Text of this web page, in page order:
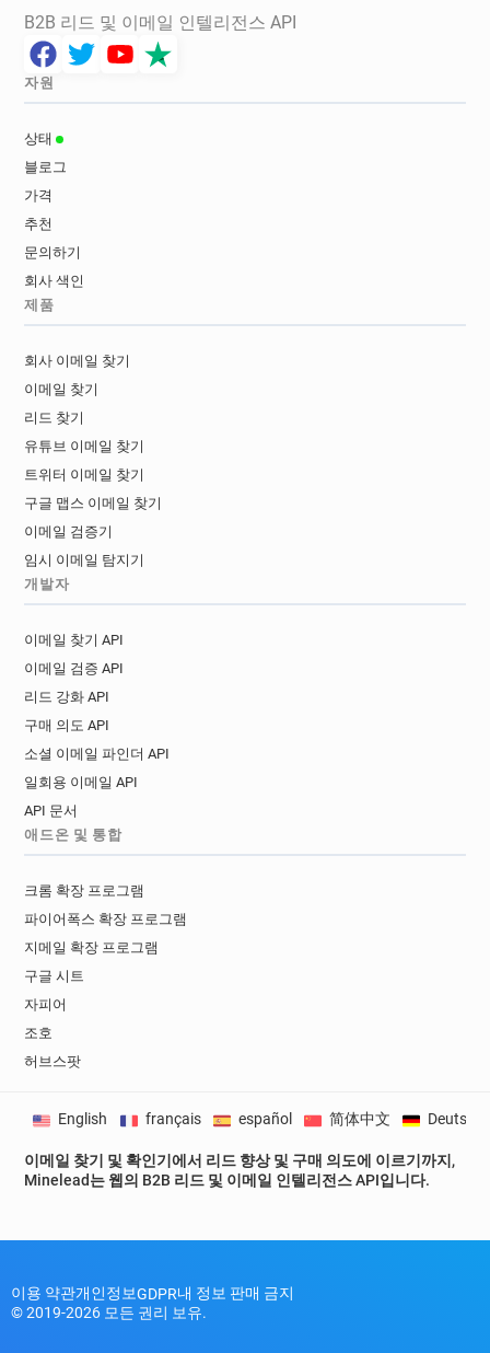
B2B 리드 및 이메일 인텔리전스 API
자원
상태
블로그
가격
추천
문의하기
회사 색인
제품
회사 이메일 찾기
이메일 찾기
리드 찾기
유튜브 이메일 찾기
트위터 이메일 찾기
구글 맵스 이메일 찾기
이메일 검증기
임시 이메일 탐지기
개발자
이메일 찾기 API
이메일 검증 API
리드 강화 API
구매 의도 API
소셜 이메일 파인더 API
일회용 이메일 API
API 문서
애드온 및 통합
크롬 확장 프로그램
파이어폭스 확장 프로그램
지메일 확장 프로그램
구글 시트
자피어
조호
허브스팟
이메일 찾기 및 확인기에서 리드 향상 및 구매 의도에 이르기까지,
Minelead는 웹의 B2B 리드 및 이메일 인텔리전스 API입니다.
English français español 简体中文 Deutsch
이용 약관개인정보GDPR내 정보 판매 금지
© 2019-2026 모든 권리 보유.